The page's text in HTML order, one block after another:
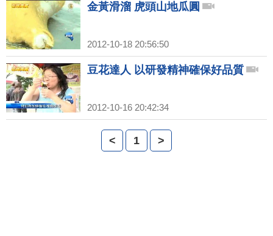
金黃滑溜 虎頭山地瓜圓
2012-10-18 20:56:50
豆花達人 以研發精神確保好品質
2012-10-16 20:42:34
< 1 >